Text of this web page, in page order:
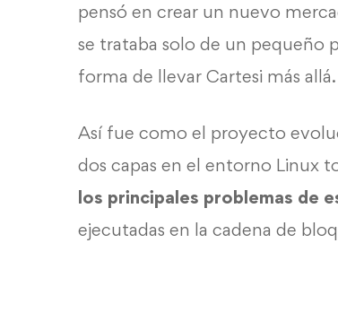
pensó en crear un nuevo
se trataba solo de un pequeño
forma de llevar Cartesi más allá.
Así fue como el proyecto
dos capas en el entorno Linux
los principales problemas de
ejecutadas en la cadena de